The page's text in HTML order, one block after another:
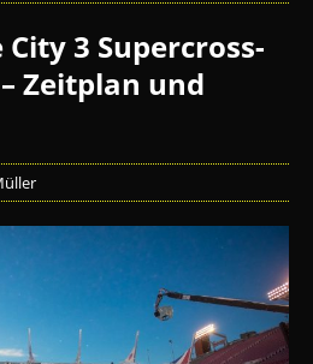
3 Supercross-
Zeitplan und